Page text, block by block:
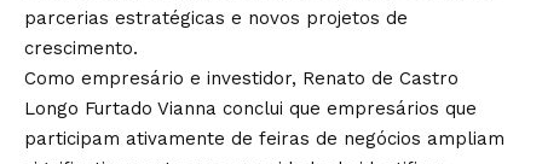
parcerias estratégicas e novos projetos de
crescimento.
Como empresário e investidor, Renato de Castro
Longo Furtado Vianna conclui que empresários que
participam ativamente de feiras de negócios ampliam